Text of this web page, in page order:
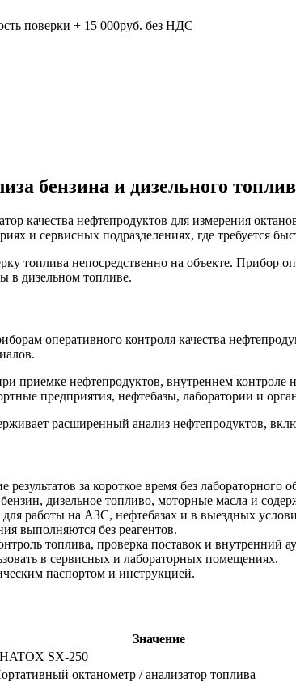
поверки + 15 000руб. без НДС
бензина и дизельного
качества нефтепродуктов для измерения
и сервисных подразделениях, где требуется
топлива непосредственно на объекте. Прибор
в дизельном топливе.
оперативного контроля качества
приемке нефтепродуктов, внутреннем контроле
предприятия, нефтебазы, лаборатории и
расширенный анализ нефтепродуктов,
за короткое время без лабораторного
дизельное топливо, моторные масла и
работы на АЗС, нефтебазах и в выездных
выполняются без реагентов.
топлива, проверка поставок и внутренний
в сервисных и лабораторных помещениях.
паспортом и инструкцией.
Значение
SX-250
октанометр / анализатор топлива